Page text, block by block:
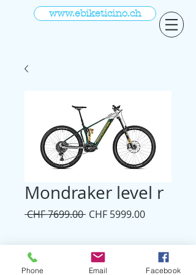
www.ebiketicino.ch
Mondraker level r
CHF 7699.00 Prezzo
CHF 5999.00Prezzo
Venduto da
Phone Email Facebook